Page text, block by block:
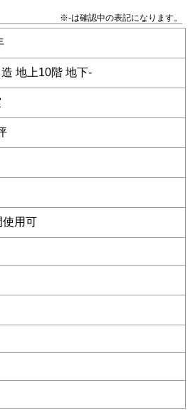
※-は確認中の表記になります。
造 地上10階 地下-
使用可